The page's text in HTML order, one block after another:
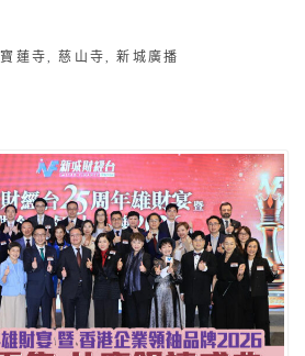
寶蓮寺,慈山寺,新城廣播